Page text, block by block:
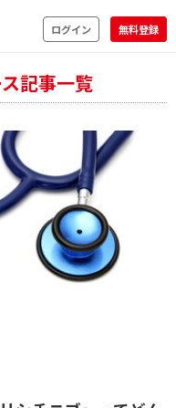
ログイン 無料登録
記事一覧